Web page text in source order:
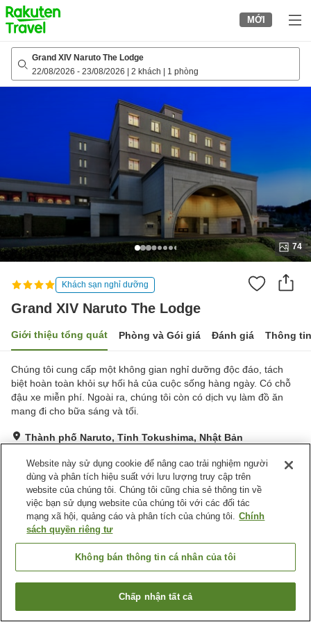
to
top
page
MỚI
Grand XIV Naruto The Lodge
22/08/2026 - 23/08/2026 2 khách 1 phòng
74
Khách sạn nghỉ dưỡng
Grand XIV Naruto The Lodge
Giới thiệu tổng quát Phòng và Gói giá Đánh giá Thông
Chúng tôi cung cấp một không gian nghỉ dưỡng độc đáo, tách
biệt hoàn toàn khỏi sự hối hả của cuộc sống hàng ngày. Có chỗ
đậu xe miễn phí. Ngoài ra, chúng tôi còn có dịch vụ làm đồ ăn
mang đi cho bữa sáng và tối.
Thành phố Naruto, Tỉnh Tokushima, Nhật Bản
Tuyệt vời Đánh giá:349 lượt
Tiện nghi chỗ nghỉ
Bãi đỗ xe
Trang chủ Nhật Bản Tỉnh Tokushima
Thành phố Naruto
Grand XIV Naruto The LodgeTìm phòng trống
Website này sử dụng cookie để nâng cao trải nghiệm người
dùng và phân tích hiệu suất với lưu lượng truy cập trên
website của chúng tôi. Chúng tôi cũng chia sẻ thông tin về
việc bạn sử dụng website của chúng tôi với các đối tác
mạng xã hội, quảng cáo và phân tích của chúng tôi. Chính
sách quyền riêng tư
Không bán thông tin cá nhân của tôi
Chấp nhận tất cả